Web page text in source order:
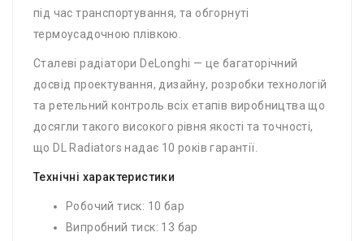
під час транспортування, та обгорнуті
термоусадочною плівкою.
Сталеві радіатори DeLonghi — це багаторічний
досвід проектування, дизайну, розробки технологій
та ретельний контроль всіх етапів виробництва що
досягли такого високого рівня якості та точності,
що DL Radiators надає 10 років гарантії.
Технічні характеристики
Робочий тиск: 10 бар
Випробний тиск: 13 бар